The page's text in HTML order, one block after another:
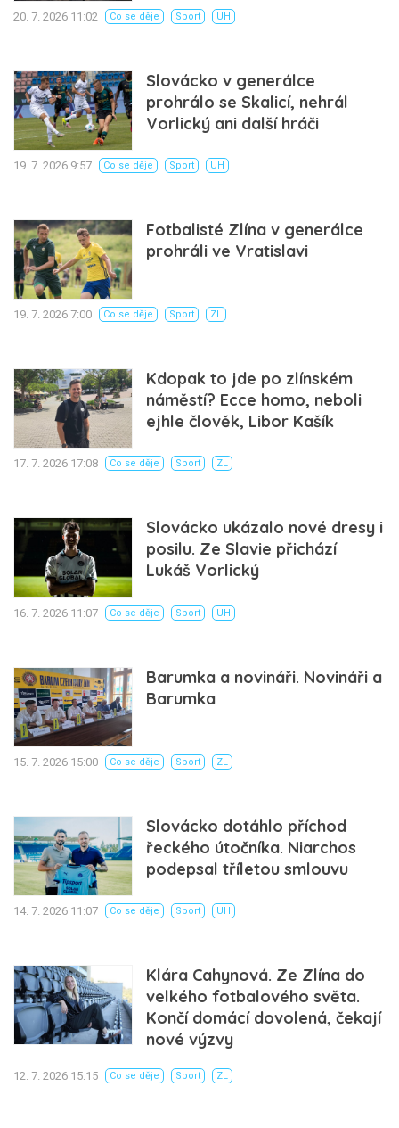
20. 7. 2026 11:02 Co se děje Sport UH
Slovácko v generálce
prohrálo se Skalicí, nehrál
Vorlický ani další hráči
19. 7. 2026 9:57 Co se děje Sport UH
Fotbalisté Zlína v generálce
prohráli ve Vratislavi
19. 7. 2026 7:00 Co se děje Sport ZL
Kdopak to jde po zlínském
náměstí? Ecce homo, neboli
ejhle člověk, Libor Kašík
17. 7. 2026 17:08 Co se děje Sport ZL
Slovácko ukázalo nové dresy i
posilu. Ze Slavie přichází
Lukáš Vorlický
16. 7. 2026 11:07 Co se děje Sport UH
Barumka a novináři. Novináři a
Barumka
15. 7. 2026 15:00 Co se děje Sport ZL
Slovácko dotáhlo příchod
řeckého útočníka. Niarchos
podepsal tříletou smlouvu
14. 7. 2026 11:07 Co se děje Sport UH
Klára Cahynová. Ze Zlína do
velkého fotbalového světa.
Končí domácí dovolená, čekají
nové výzvy
12. 7. 2026 15:15 Co se děje Sport ZL